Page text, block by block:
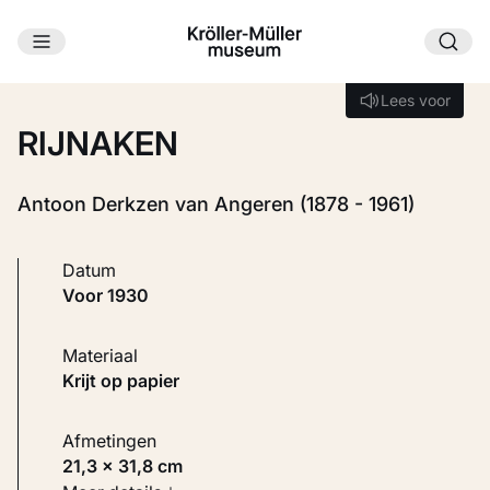
Ga naar hoofdinhoud
Lees voor
Lees voor
RIJNAKEN
Antoon Derkzen van Angeren (1878 - 1961)
Datum
voor 1930
Materiaal
Krijt op papier
Afmetingen
21,3 × 31,8 cm